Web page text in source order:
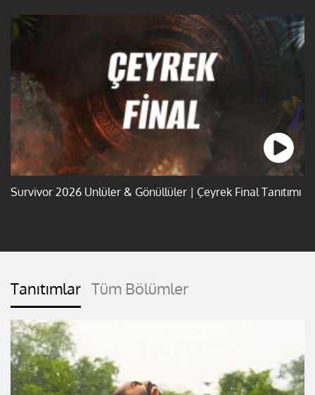
Survivor 2026 Ünlüler & Gönüllüler | Çeyrek Final Tanıtımı
Tanıtımlar Tüm Bölümler